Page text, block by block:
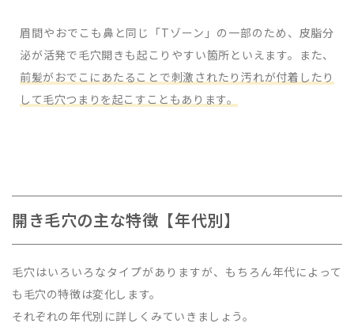
眉間やおでこも鼻と同じ「Tゾーン」の一部のため、皮脂分
泌が活発で毛穴開きも起こりやすい箇所といえます。また、
前髪がおでこにあたることで刺激されたり汚れが付着したり
して毛穴つまりを起こすこともあります。
開き毛穴の主な特徴【年代別】
毛穴はいろいろなタイプがありますが、もちろん年代によって
も毛穴の特徴は変化します。
それぞれの年代別に詳しくみていきましょう。